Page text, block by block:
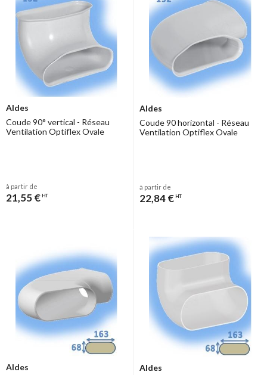
Aldes
Coude 90° vertical - Réseau
Ventilation Optiflex Ovale
à partir de
21,55 € HT
Aldes
Coude 90 horizontal - Réseau
Ventilation Optiflex Ovale
à partir de
22,84 € HT
Aldes
Aldes